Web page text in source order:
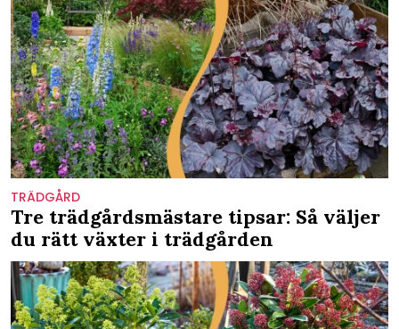
TRÄDGÅRD
Tre trädgårdsmästare tipsar: Så väljer
du rätt växter i trädgården